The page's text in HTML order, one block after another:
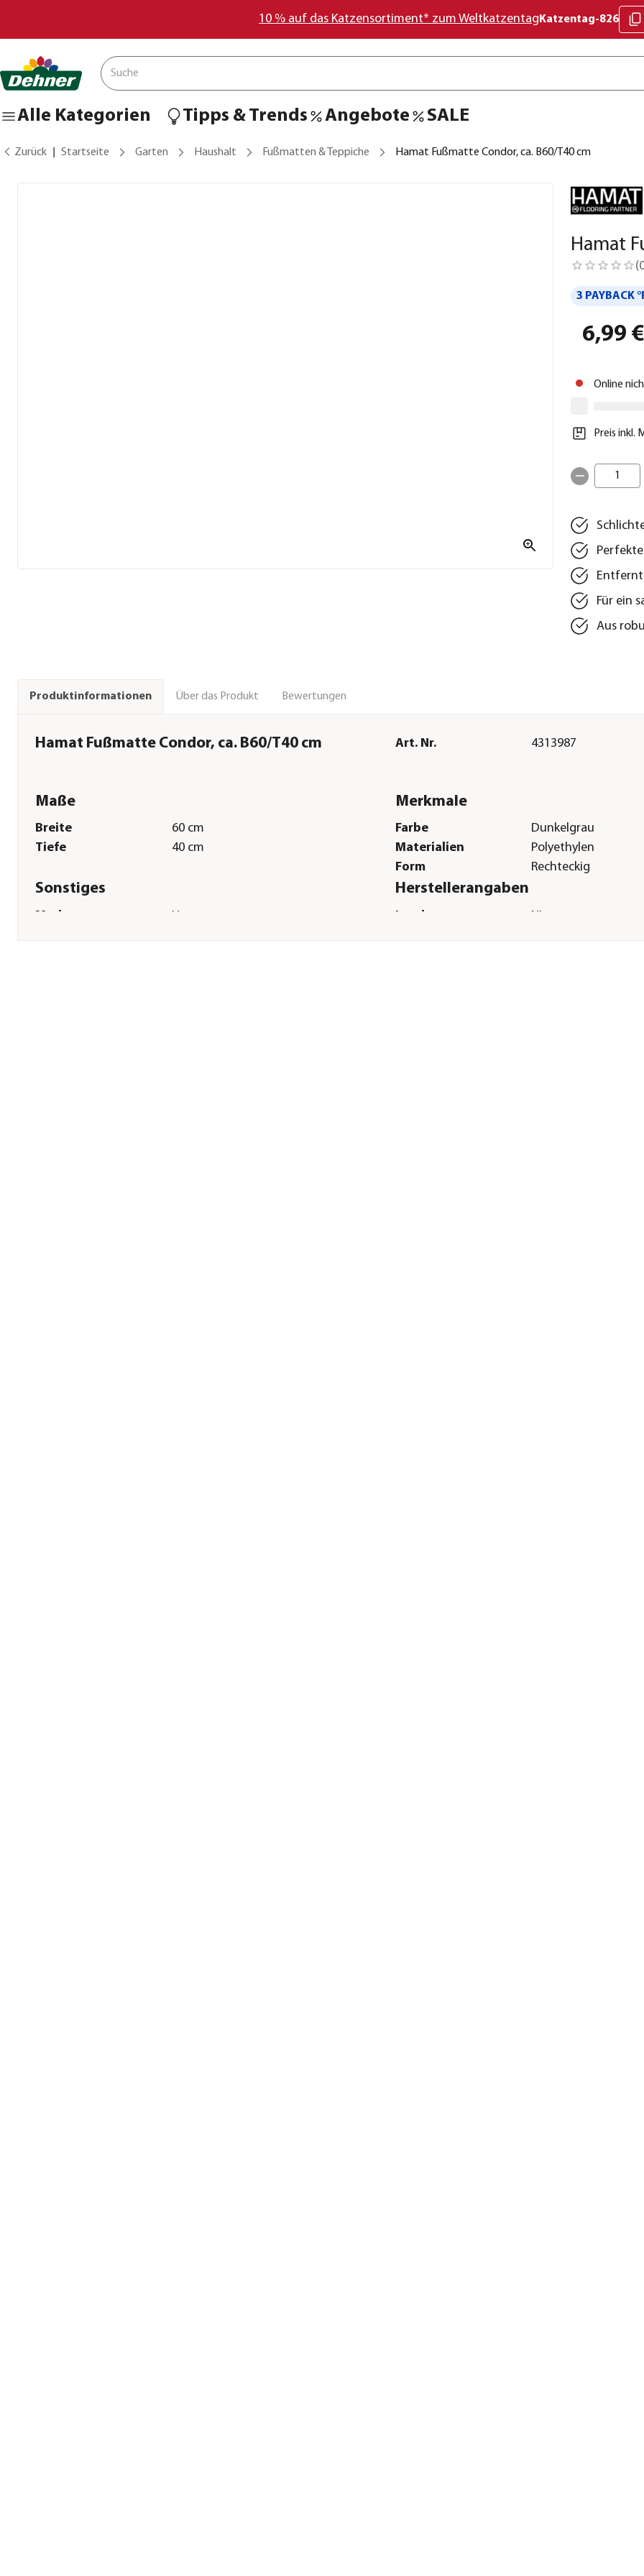
10 % auf das Katzensortiment* zum Weltkatzentag Katzentag-826
Alle Kategorien Tipps & Trends Angebote SALE
Zurück Startseite Garten Haushalt Fußmatten & Teppiche Hamat Fußmatte Condor, ca. B60/T40 cm
Hamat
(
3 PAYBACK
6,99 €
Online
Preis inkl.
1
Für ein
Aus
Produktinformationen Über das Produkt Bewertungen
Hamat Fußmatte Condor, ca. B60/T40 cm Art. Nr. 4313987
Maße
Breite
60 cm
Tiefe
40 cm
Merkmale
Farbe
Dunkelgrau
Materialien
Polyethylen
Form
Rechteckig
Sonstiges
Marke Hamat
Herstellerangaben
Land
NL